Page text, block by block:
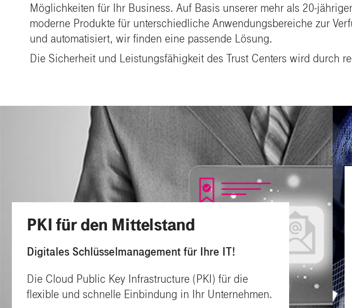
Möglichkeiten für Ihr Business. Auf Basis unserer mehr als 20-
moderne Produkte für unterschiedliche Anwendungsbereiche zur
und automatisiert, wir finden eine passende Lösung.
Die Sicherheit und Leistungsfähigkeit des Trust Centers wird durch
PKI für den Mittelstand
Digitales Schlüsselmanagement für Ihre IT!
Die Cloud Public Key Infrastructure (PKI) für die
flexible und schnelle Einbindung in Ihr Unternehmen.